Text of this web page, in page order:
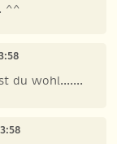
^^
du wohl.......